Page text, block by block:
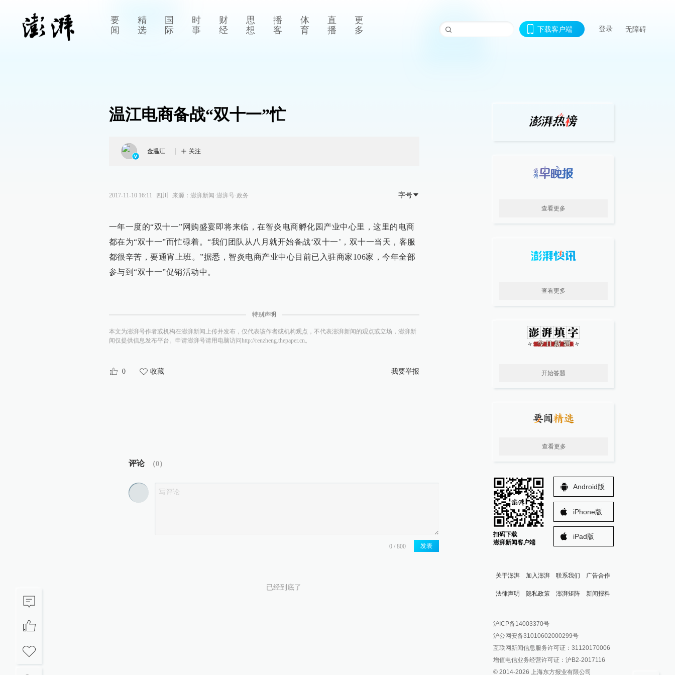
要
闻
精
选
国
际
时
事
财
经
思
想
播
客
体
育
直
播
更
多
下载客户端 登录 无障碍
温江电商备战“双十一”忙
金温江 关注
2017-11-10 16:11 四川 来源： 澎湃新闻·澎湃号·政务 字号
一年一度的“双十一”网购盛宴即将来临，在智炎电商孵化园产业中心里，这里的电商
都在为“双十一”而忙碌着。“我们团队从八月就开始备战‘双十一’，双十一当天，客服
都很辛苦，要通宵上班。”据悉，智炎电商产业中心目前已入驻商家106家，今年全部
参与到“双十一”促销活动中。
特别声明
本文为澎湃号作者或机构在澎湃新闻上传并发布，仅代表该作者或机构观点，不代表澎湃新闻的观点或立场，澎湃新
闻仅提供信息发布平台。申请澎湃号请用电脑访问http://renzheng.thepaper.cn。
0 收藏 我要举报
评论 （0）
发表
已经到底了
查看更多
查看更多
开始答题
查看更多
扫码下载
澎湃新闻客户端
Android版
iPhone版
iPad版
关于澎湃 加入澎湃 联系我们 广告合作
法律声明 隐私政策 澎湃矩阵
澎湃新闻公众号
澎湃新闻抖音号
派生万物开放平台
IP SHANGHAI
新闻报料
报料邮箱: news@thepaper.cn
沪ICP备14003370号
沪公网安备31010602000299号
互联网新闻信息服务许可证：31120170006
增值电信业务经营许可证：沪B2-2017116
© 2014-2026 上海东方报业有限公司